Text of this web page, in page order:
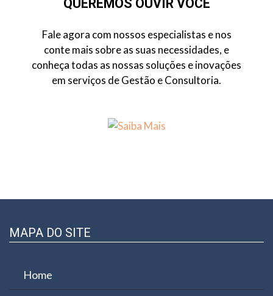
QUEREMOS OUVIR VOCÊ
Fale agora com nossos especialistas e nos
conte mais sobre as suas necessidades, e
conheça todas as nossas soluções e inovações
em serviços de Gestão e Consultoria.
MAPA DO SITE
Home